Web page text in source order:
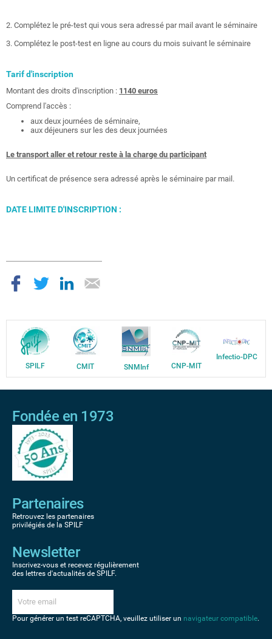
2. Complétez le pré-test qui vous sera adressé par mail avant le séminaire
3. Complétez le post-test en ligne au cours du mois suivant le séminaire
Tarif d'inscription
Montant des droits d'inscription : 1140 euros
Comprend l'accès :
aux deux journées de séminaire,
aux déjeuners sur les des deux journées
Le transport aller et retour reste à la charge du participant
Un certificat de présence sera adressé après le séminaire par mail.
DATE LIMITE D'INSCRIPTION :
SPILF CMIT SNMInf CNP-MIT
Infectio-DPC
Fondée en 1973
Partenaires
Retrouvez les partenaires
privilégiés de la SPILF
Newsletter
Inscrivez-vous et recevez régulièrement
des lettres d'actualités de SPILF.
Pour générer un test reCAPTCHA, veuillez utiliser un navigateur compatible.